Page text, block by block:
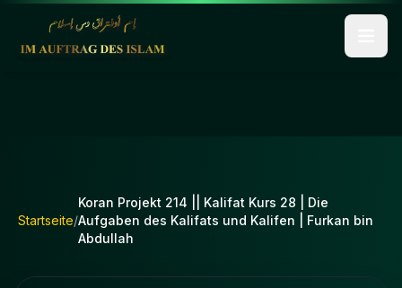
Startseite/
Koran Projekt 214 || Kalifat Kurs 28 | Die
Aufgaben des Kalifats und Kalifen | Furkan bin
Abdullah